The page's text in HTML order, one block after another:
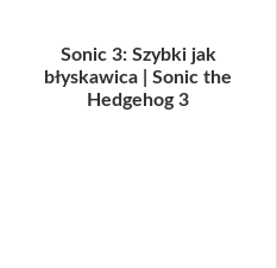
Sonic 3: Szybki jak
błyskawica | Sonic the
Hedgehog 3